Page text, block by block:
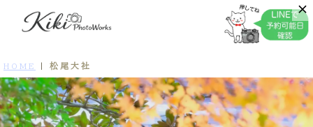
HOME 松尾大社